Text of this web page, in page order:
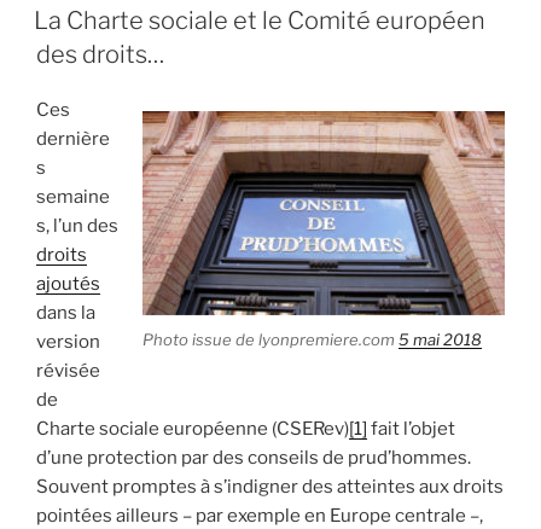
LE
La Charte sociale et le Comité européen
des droits…
Photo issue de lyonpremiere.com 5 mai 2018
Ces
dernière
s
semaine
s, l’un des
droits
ajoutés
dans la
version
révisée
de
Charte sociale européenne (CSERev)[1] fait l’objet
d’une protection par des conseils de prud’hommes.
Souvent promptes à s’indigner des atteintes aux droits
pointées ailleurs – par exemple en Europe centrale –,